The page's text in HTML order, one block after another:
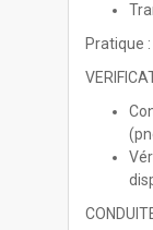
Pratique :